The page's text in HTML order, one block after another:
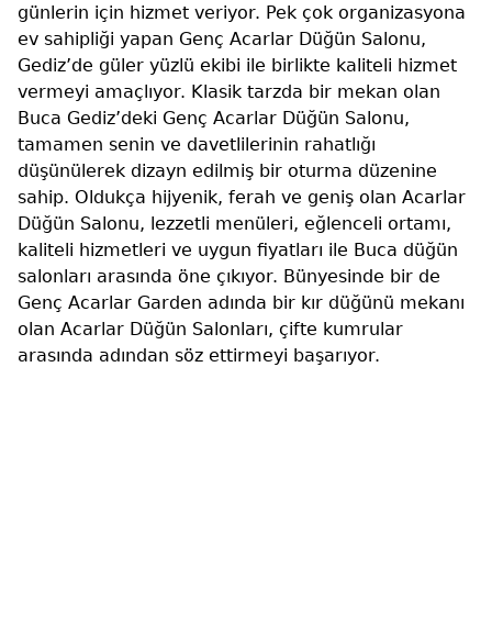
günlerin için hizmet veriyor. Pek çok organizasyona
ev sahipliği yapan Genç Acarlar Düğün Salonu,
Gediz’de güler yüzlü ekibi ile birlikte kaliteli hizmet
vermeyi amaçlıyor. Klasik tarzda bir mekan olan
Buca Gediz’deki Genç Acarlar Düğün Salonu,
tamamen senin ve davetlilerinin rahatlığı
düşünülerek dizayn edilmiş bir oturma düzenine
sahip. Oldukça hijyenik, ferah ve geniş olan Acarlar
Düğün Salonu, lezzetli menüleri, eğlenceli ortamı,
kaliteli hizmetleri ve uygun fiyatları ile Buca düğün
salonları arasında öne çıkıyor. Bünyesinde bir de
Genç Acarlar Garden adında bir kır düğünü mekanı
olan Acarlar Düğün Salonları, çifte kumrular
arasında adından söz ettirmeyi başarıyor.